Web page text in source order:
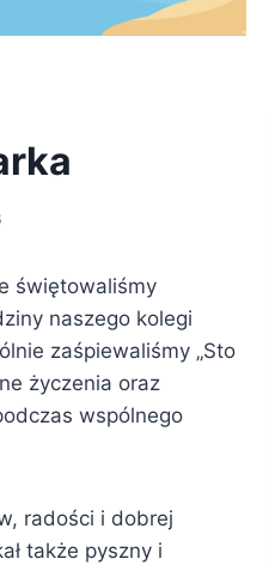
świętowaliśmy
naszego kolegi
zaśpiewaliśmy „Sto
życzenia oraz
wspólnego
radości i dobrej
także pyszny i